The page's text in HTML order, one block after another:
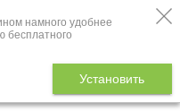
намного удобнее
бесплатного
Установить